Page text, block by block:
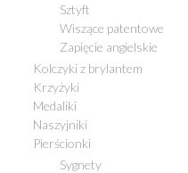
Sztyft
Wiszące patentowe
Zapięcie angielskie
Kolczyki z brylantem
Krzyżyki
Medaliki
Naszyjniki
Pierścionki
Sygnety